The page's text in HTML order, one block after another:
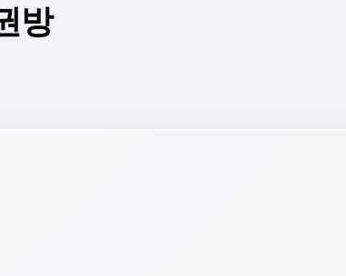
방